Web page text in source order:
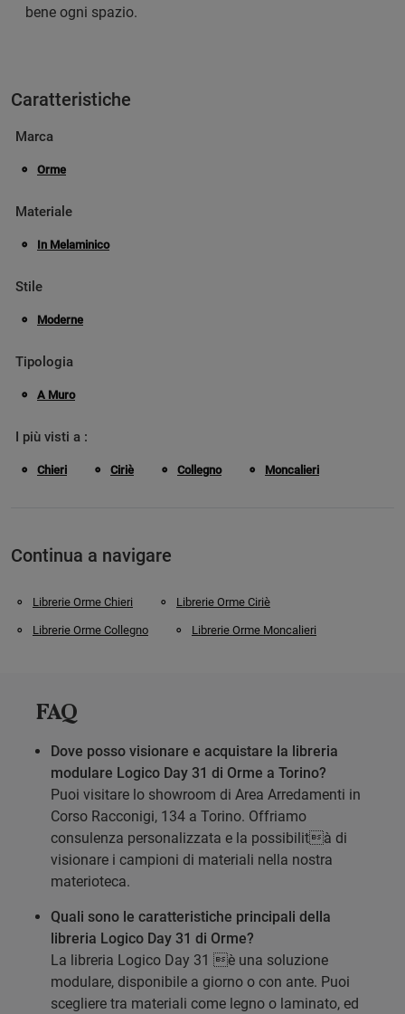
bene ogni spazio.
Caratteristiche
Marca
Orme
Materiale
In Melaminico
Stile
Moderne
Tipologia
A Muro
I più visti a :
Chieri Ciriè Collegno Moncalieri
Continua a navigare
Librerie Orme Chieri Librerie Orme Ciriè
Librerie Orme Collegno Librerie Orme Moncalieri
FAQ
Dove posso visionare e acquistare la libreria
modulare Logico Day 31 di Orme a Torino?
Puoi visitare lo showroom di Area Arredamenti in
Corso Racconigi, 134 a Torino. Offriamo
consulenza personalizzata e la possibilità di
visionare i campioni di materiali nella nostra
materioteca.
Quali sono le caratteristiche principali della
libreria Logico Day 31 di Orme?
La libreria Logico Day 31 è una soluzione
modulare, disponibile a giorno o con ante. Puoi
scegliere tra materiali come legno o laminato, ed